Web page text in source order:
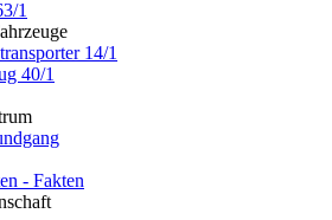
1
14/1
40/1
- Fakten